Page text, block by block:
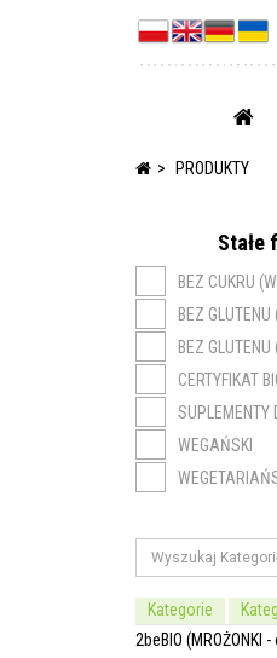
PRODUKTY
Stałe
BEZ CUKRU
BEZ
BEZ
CERTYFIKAT
SUPLEMENTY
WEGAŃSKI
Kategorie
2beBIO